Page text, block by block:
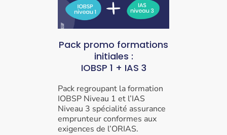
Pack promo formations
initiales :
IOBSP 1 + IAS 3
Pack regroupant la formation
IOBSP Niveau 1 et l’IAS
Niveau 3 spécialité assurance
emprunteur conformes aux
exigences de l’ORIAS.